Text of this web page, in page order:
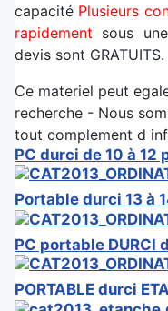
capacité Plusieurs
rapidement sous
devis sont GRATUITS.
Ce materiel peut
recherche - Nous
tout complement d
PC durci de 10 à 12
Portable durci 13 à
PC portable DURCI
PORTABLE durci